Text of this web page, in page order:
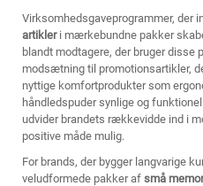
Virksomhedsgaveprogrammer, der
artikler i mærkebundne pakker
blandt modtagere, der bruger
modsætning til promotionsartikler,
nyttige komfortprodukter som
håndledspuder synlige og
udvider brandets rækkevidde ind i
positive måde mulig.
For brands, der bygger langvarige
veludformede pakker af små